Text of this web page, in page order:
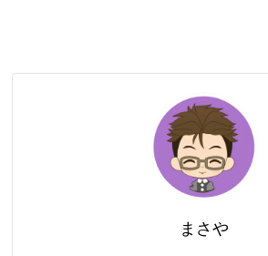
まさや